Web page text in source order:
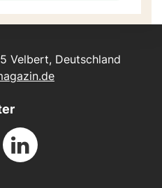
Velbert, Deutschland